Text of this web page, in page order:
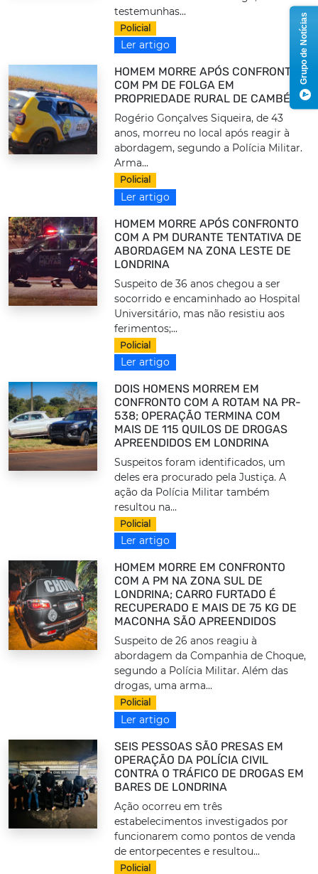
testemunhas...
Policial
Ler artigo
HOMEM MORRE APÓS CONFRONTO
COM PM DE FOLGA EM
PROPRIEDADE RURAL DE CAMBÉ
Rogério Gonçalves Siqueira, de 43
anos, morreu no local após reagir à
abordagem, segundo a Polícia Militar.
Arma...
Policial
Ler artigo
HOMEM MORRE APÓS CONFRONTO
COM A PM DURANTE TENTATIVA DE
ABORDAGEM NA ZONA LESTE DE
LONDRINA
Suspeito de 36 anos chegou a ser
socorrido e encaminhado ao Hospital
Universitário, mas não resistiu aos
ferimentos;...
Policial
Ler artigo
DOIS HOMENS MORREM EM
CONFRONTO COM A ROTAM NA PR-
538; OPERAÇÃO TERMINA COM
MAIS DE 115 QUILOS DE DROGAS
APREENDIDOS EM LONDRINA
Suspeitos foram identificados, um
deles era procurado pela Justiça. A
ação da Polícia Militar também
resultou na...
Policial
Ler artigo
HOMEM MORRE EM CONFRONTO
COM A PM NA ZONA SUL DE
LONDRINA; CARRO FURTADO É
RECUPERADO E MAIS DE 75 KG DE
MACONHA SÃO APREENDIDOS
Suspeito de 26 anos reagiu à
abordagem da Companhia de Choque,
segundo a Polícia Militar. Além das
drogas, uma arma...
Policial
Ler artigo
SEIS PESSOAS SÃO PRESAS EM
OPERAÇÃO DA POLÍCIA CIVIL
CONTRA O TRÁFICO DE DROGAS EM
BARES DE LONDRINA
Ação ocorreu em três
estabelecimentos investigados por
funcionarem como pontos de venda
de entorpecentes e resultou...
Policial
Grupo de Notícias